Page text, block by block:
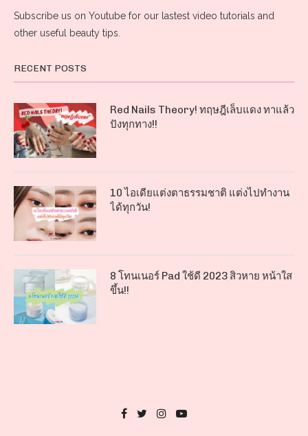
Subscribe us on Youtube for our lastest video tutorials and
other useful beauty tips.
RECENT POSTS
Red Nails Theory! ทฤษฎีเล็บแดง ทาแล้ว
ปังทุกทาง!!
10 ไอเดียแต่งตาธรรมชาติ แต่งไปทำงาน
ได้ทุกวัน!
8 โทนเนอร์ Pad ใช้ดี 2023 สิวหาย หน้าใส
ขึ้น!!